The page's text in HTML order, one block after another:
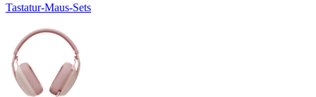
Tastatur-Maus-Sets